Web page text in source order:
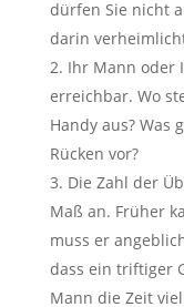
dürfen Sie nicht
darin
Ihr Mann oder
erreichbar. Wo
Handy aus? Was
Rücken vor?
Die Zahl der
Maß an. Früher
muss er
dass ein triftiger
Mann die Zeit